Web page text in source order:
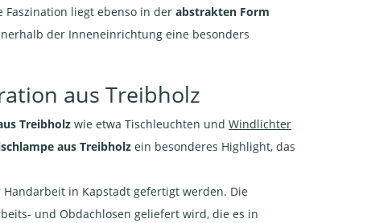
Faszination liegt ebenso in der abstrakten Form
der Inneneinrichtung eine besonders
aus Treibholz
Treibholz wie etwa Tischleuchten und Windlichter
aus Treibholz ein besonderes Highlight, das
in Kapstadt gefertigt werden. Die
und Obdachlosen geliefert wird, die es in